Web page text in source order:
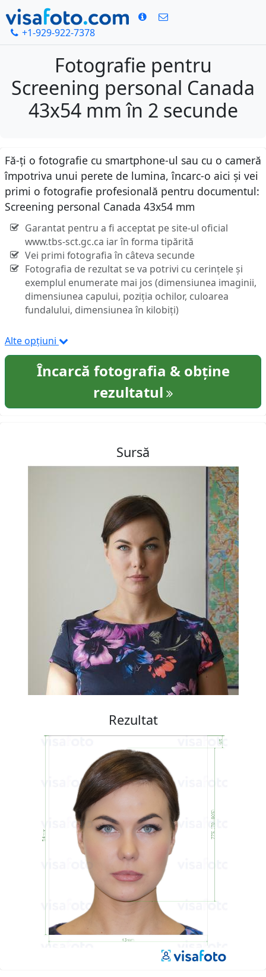
+1-929-922-7378
Fotografie pentru
Screening personal Canada
43x54 mm în 2 secunde
Fă-ți o fotografie cu smartphone-ul sau cu o cameră
împotriva unui perete de lumina, încarc-o aici și vei
primi o fotografie profesională pentru documentul:
Screening personal Canada 43x54 mm
Garantat pentru a fi acceptat pe site-ul oficial
www.tbs-sct.gc.ca iar în forma tipărită
Vei primi fotografia în câteva secunde
Fotografia de rezultat se va potrivi cu cerințele și
exemplul enumerate mai jos (dimensiunea imaginii,
dimensiunea capului, poziția ochilor, culoarea
fundalului, dimensiunea în kilobiți)
Alte opțiuni
Încarcă fotografia & obține
rezultatul
Sursă
Rezultat